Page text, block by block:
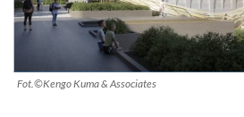
Fot.©Kengo Kuma & Associates